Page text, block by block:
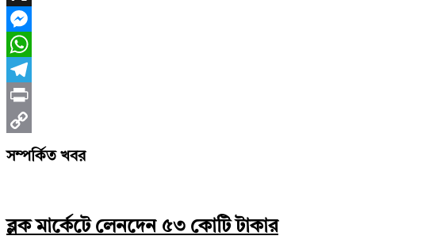
X
Messenger
WhatsApp
Telegram
Print
Copy
সম্পর্কিত খবর
ব্লক মার্কেটে লেনদেন ৫৩ কোটি টাকার